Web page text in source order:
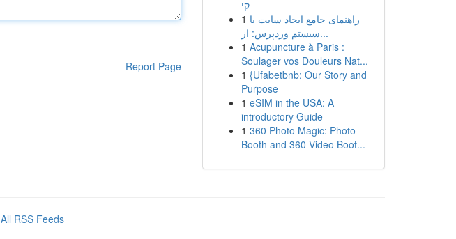
Report Page
קי
1 راهنمای جامع ایجاد سایت با
سیستم وردپرس: از...
1 Acupuncture à Paris :
Soulager vos Douleurs Nat...
1 {Ufabetbnb: Our Story and
Purpose
1 eSIM in the USA: A
introductory Guide
1 360 Photo Magic: Photo
Booth and 360 Video Boot...
All RSS Feeds